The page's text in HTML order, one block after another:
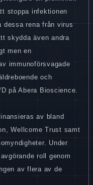
stoppa infektionen
dessa rena från virus
skydda även andra
men en
immunoförsvagade
och
på Abera Bioscience.
av bland
Wellcome Trust samt
Under
roll genom
av flera av de